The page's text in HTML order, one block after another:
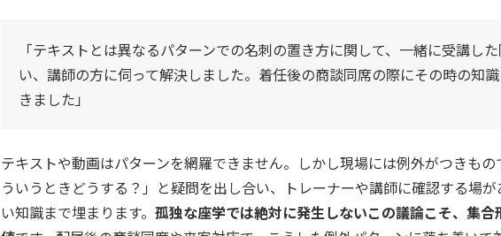
「テキストとは異なるパターンでの名刺の置き方に関して、一緒に受講し
い、講師の方に伺って解決しました。着任後の商談同席の際にその時の知
きました」
テキストや動画はパターンを網羅できません。しかし現場には例外がつきもの
ういうときどうする？」と疑問を出し合い、トレーナーや講師に確認する場
い知識まで埋まります。 孤独な座学では絶対に発生しないこの議論こそ、集